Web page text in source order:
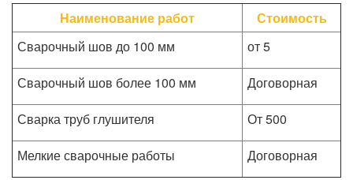
Наименование работ
Стоимость
Сварочный шов до 100 мм
от 5
Сварочный шов более 100 мм
Договорная
Сварка труб глушителя
От 500
Мелкие сварочные работы
Договорная